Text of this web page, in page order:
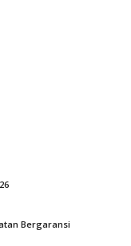
Bergaransi